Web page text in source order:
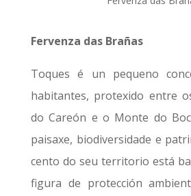
Fervenza das Brañas
Toques é un pequeno
habitantes, protexido entre
do Careón e o Monte do
paisaxe, biodiversidade e
cento do seu territorio está
figura de protección